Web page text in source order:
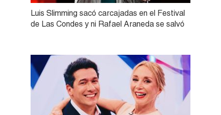
Luis Slimming sacó carcajadas en el Festival
de Las Condes y ni Rafael Araneda se salvó